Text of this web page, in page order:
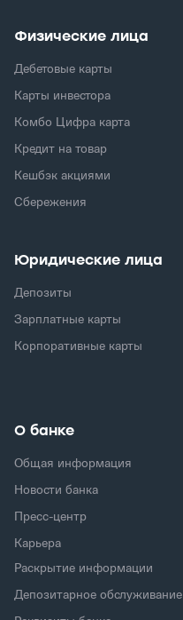
Физические лица
Дебетовые карты
Карты инвестора
Комбо Цифра карта
Кредит на товар
Кешбэк акциями
Сбережения
Юридические лица
Депозиты
Зарплатные карты
Корпоративные карты
О банке
Общая информация
Новости банка
Пресс-центр
Карьера
Раскрытие информации
Депозитарное обслуживание